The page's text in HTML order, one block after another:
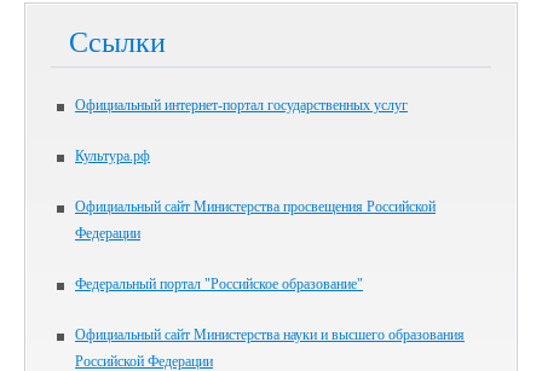
Ссылки
Официальный интернет-портал государственных услуг
Культура.рф
Официальный сайт Министерства просвещения Российской
Федерации
Федеральный портал "Российское образование"
Официальный сайт Министерства науки и высшего образования
Российской Федерации